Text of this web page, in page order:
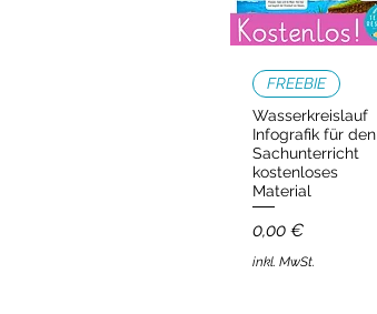
Schnellansicht
FREEBIE
Wasserkreislauf
Infografik für den
Sachunterricht
kostenloses
Material
Preis
0,00 €
inkl. MwSt.